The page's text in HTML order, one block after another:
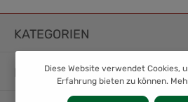
KATEGORIEN
INFORMATION
Diese Website verwendet Cookies,
Erfahrung bieten zu können.